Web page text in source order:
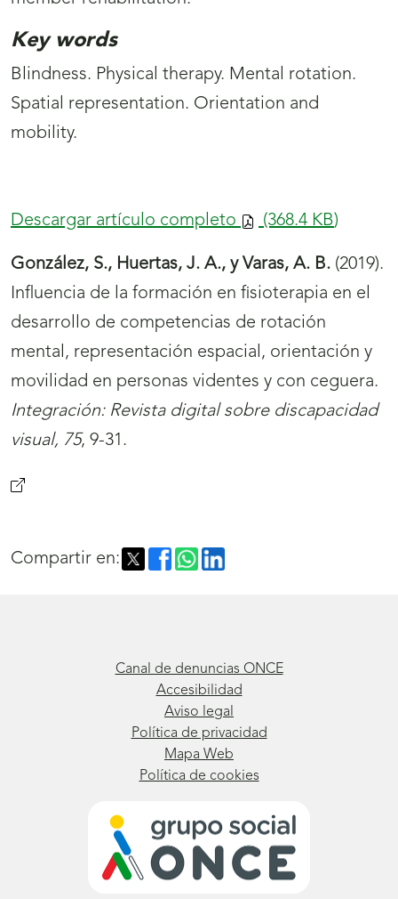
Key words
Blindness. Physical therapy. Mental rotation.
Spatial representation. Orientation and
mobility.
Descargar artículo completo (368.4 KB)
González, S., Huertas, J. A., y Varas, A. B. (2019).
Influencia de la formación en fisioterapia en el
desarrollo de competencias de rotación
mental, representación espacial, orientación y
movilidad en personas videntes y con ceguera.
Integración: Revista digital sobre discapacidad
visual, 75, 9-31.
ventana)González,
excepcionalidad
Compartir en:
Canal de denuncias ONCE
Accesibilidad
Aviso legal
Política de privacidad
Mapa Web
Política de cookies